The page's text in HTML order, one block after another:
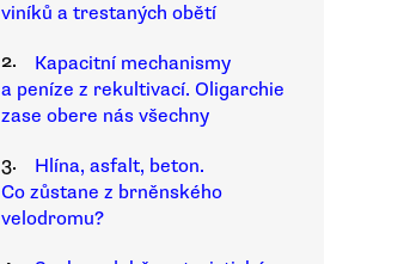
viníků a trestaných obětí
2.
Kapacitní mechanismy
a peníze z rekultivací. Oligarchie
zase obere nás všechny
3.
Hlína, asfalt, beton.
Co zůstane z brněnského
velodromu?